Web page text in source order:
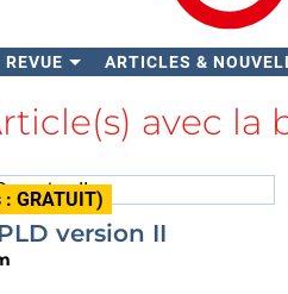
REVUE ARTICLES &
avec la
GRATUIT)
version II